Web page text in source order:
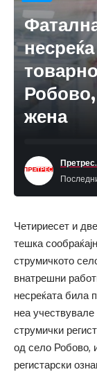
жена
Четириесет и
тешка
струмичкото
внатрешни
несреќата била
неа
струмички
од село Робово,
регистарски